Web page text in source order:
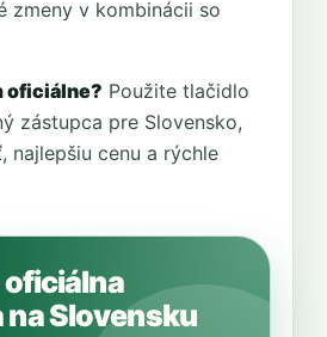
zmeny v kombinácii so
oficiálne? Použite tlačidlo
zástupca pre Slovensko,
najlepšiu cenu a rýchle
oficiálna
Slovensku